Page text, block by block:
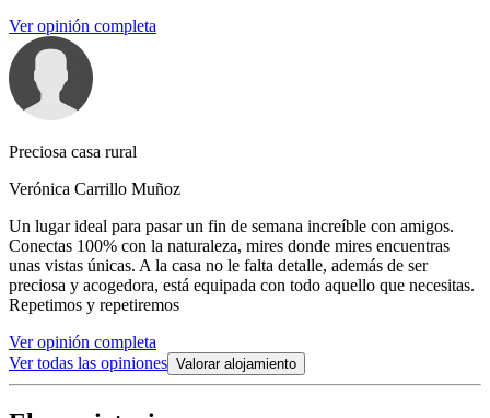
Ver opinión completa
Preciosa casa rural
Verónica Carrillo Muñoz
Un lugar ideal para pasar un fin de semana increíble con amigos.
Conectas 100% con la naturaleza, mires donde mires encuentras
unas vistas únicas. A la casa no le falta detalle, además de ser
preciosa y acogedora, está equipada con todo aquello que necesitas.
Repetimos y repetiremos
Ver opinión completa
Ver todas las opiniones Valorar alojamiento